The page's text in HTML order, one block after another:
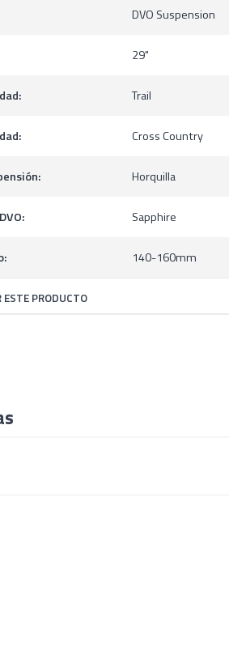
DVO Suspension
29"
Trail
Cross Country
Horquilla
Sapphire
140-160mm
PRODUCTO